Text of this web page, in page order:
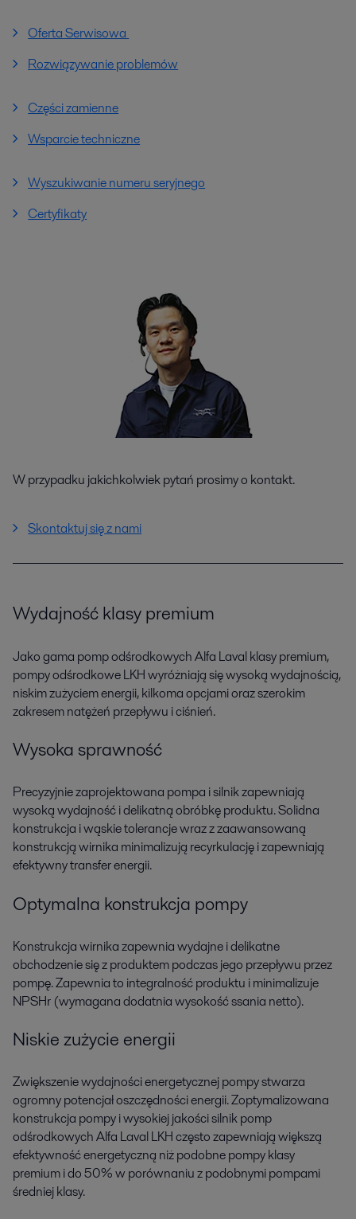
Oferta Serwisowa
Rozwiązywanie problemów
Części zamienne
Wsparcie techniczne
Wyszukiwanie numeru seryjnego
Certyfikaty
W przypadku jakichkolwiek pytań prosimy o kontakt.
Skontaktuj się z nami
Wydajność klasy premium
Jako gama pomp odśrodkowych Alfa Laval klasy premium,
pompy odśrodkowe LKH wyróżniają się wysoką wydajnością,
niskim zużyciem energii, kilkoma opcjami oraz szerokim
zakresem natężeń przepływu i ciśnień.
Wysoka sprawność
Precyzyjnie zaprojektowana pompa i silnik zapewniają
wysoką wydajność i delikatną obróbkę produktu. Solidna
konstrukcja i wąskie tolerancje wraz z zaawansowaną
konstrukcją wirnika minimalizują recyrkulację i zapewniają
efektywny transfer energii.
Optymalna konstrukcja pompy
Konstrukcja wirnika zapewnia wydajne i delikatne
obchodzenie się z produktem podczas jego przepływu przez
pompę. Zapewnia to integralność produktu i minimalizuje
NPSHr (wymagana dodatnia wysokość ssania netto).
Niskie zużycie energii
Zwiększenie wydajności energetycznej pompy stwarza
ogromny potencjał oszczędności energii. Zoptymalizowana
konstrukcja pompy i wysokiej jakości silnik pomp
odśrodkowych Alfa Laval LKH często zapewniają większą
efektywność energetyczną niż podobne pompy klasy
premium i do 50% w porównaniu z podobnymi pompami
średniej klasy.